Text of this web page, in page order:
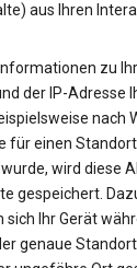
aus Ihren
zu
der IP-Adresse
nach
für einen
wird diese
gespeichert.
Ihr Gerät
genaue